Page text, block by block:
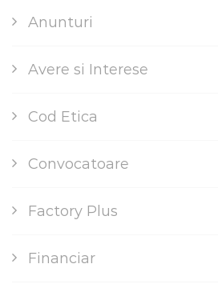
Anunturi
Avere si Interese
Cod Etica
Convocatoare
Factory Plus
Financiar